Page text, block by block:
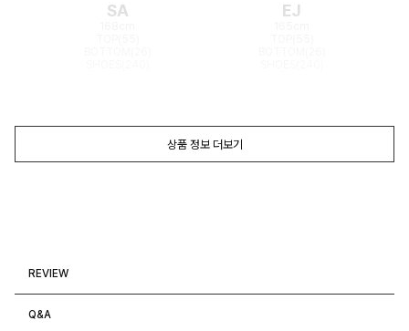
SA EJ
상품 정보 더보기
REVIEW
Q&A